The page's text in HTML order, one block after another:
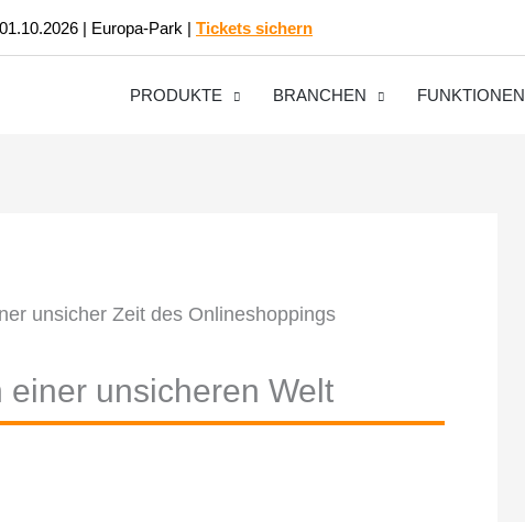
| Europa-Park | Tickets sichern
PRODUKTE BRANCHEN FUNKTIONEN
unsicheren Welt